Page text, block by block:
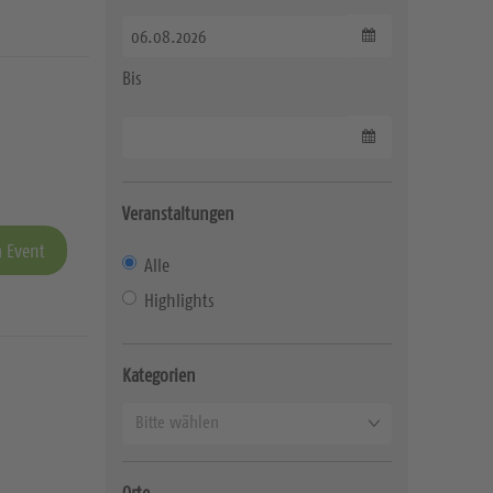
Event
Bis
Veranstaltungen
Alle
Highlights
Kategorien
Bitte wählen